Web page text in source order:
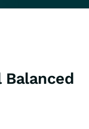
Balanced